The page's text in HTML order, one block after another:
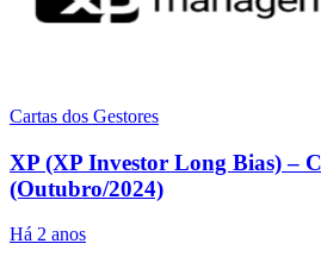
Cartas dos Gestores
XP (XP Investor Long Bias) –
(Outubro/2024)
Há 2 anos